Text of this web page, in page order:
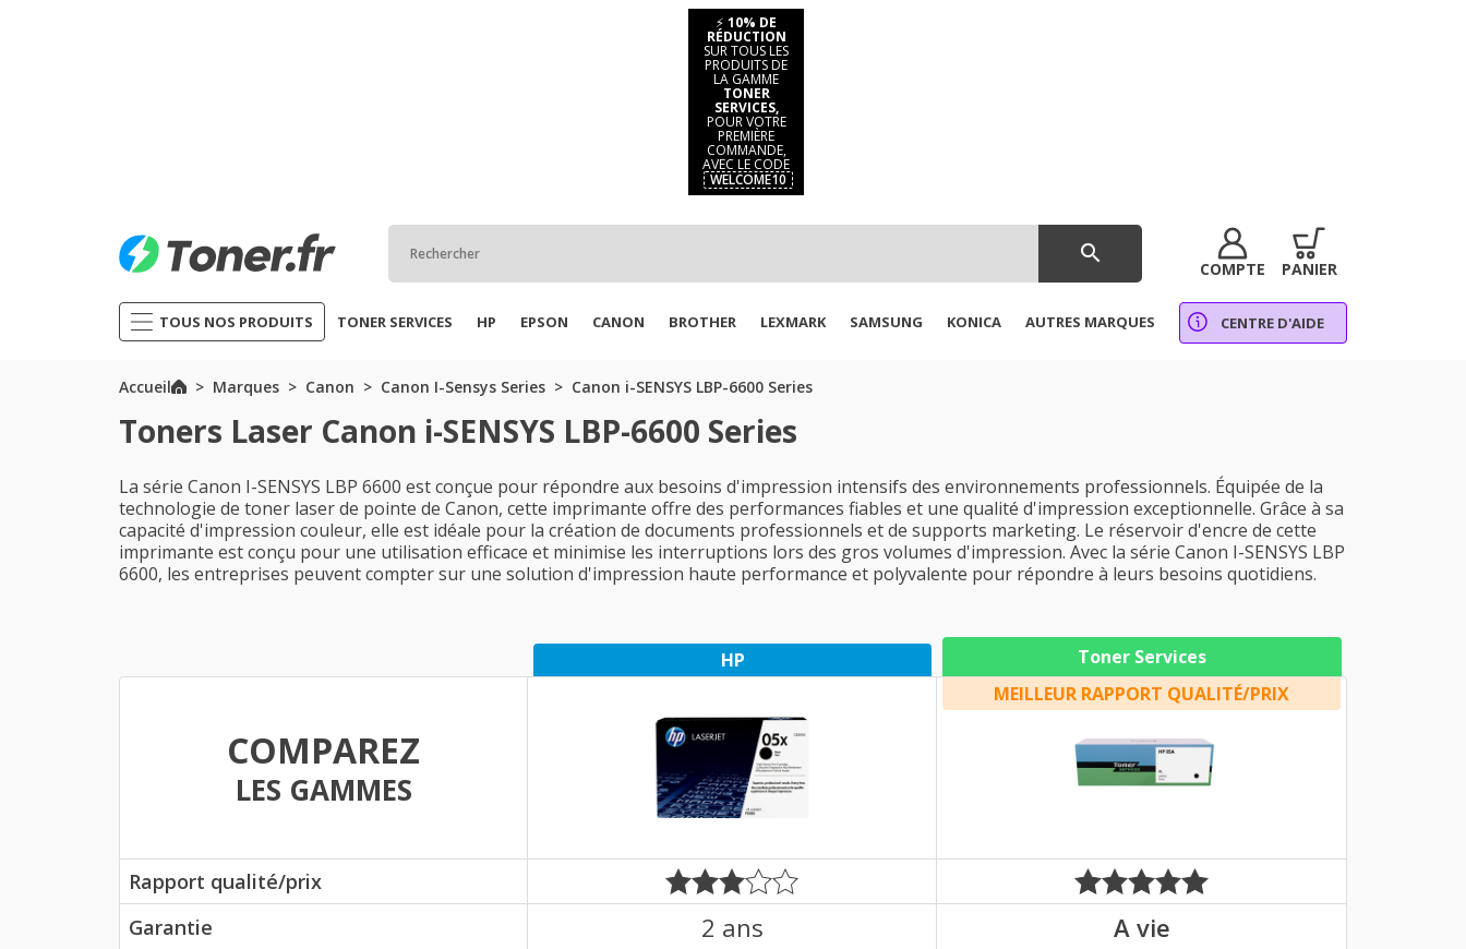
⚡ 10% DE
RÉDUCTION
SUR TOUS LES
PRODUITS DE
LA GAMME
TONER
SERVICES,
POUR VOTRE
PREMIÈRE
COMMANDE,
AVEC LE CODE
WELCOME10
search
COMPTE PANIER
TOUS NOS PRODUITS TONER SERVICES HP EPSON CANON BROTHER LEXMARK SAMSUNG KONICA AUTRES MARQUES CENTRE D'AIDE
Accueil Marques Canon Canon I-Sensys Series Canon i-SENSYS LBP-6600 Series
Toners Laser Canon i-SENSYS LBP-6600 Series
La série Canon I-SENSYS LBP 6600 est conçue pour répondre aux besoins d'impression intensifs des environnements professionnels. Équipée de la
technologie de toner laser de pointe de Canon, cette imprimante offre des performances fiables et une qualité d'impression exceptionnelle. Grâce à sa
capacité d'impression couleur, elle est idéale pour la création de documents professionnels et de supports marketing. Le réservoir d'encre de cette
imprimante est conçu pour une utilisation efficace et minimise les interruptions lors des gros volumes d'impression. Avec la série Canon I-SENSYS LBP
6600, les entreprises peuvent compter sur une solution d'impression haute performance et polyvalente pour répondre à leurs besoins quotidiens.
HP Toner Services
COMPAREZ
LES GAMMES
MEILLEUR RAPPORT QUALITÉ/PRIX
Rapport qualité/prix
Garantie
2 ans A vie